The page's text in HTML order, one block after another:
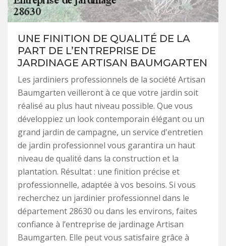
UNE FINITION DE QUALITÉ DE LA
PART DE L’ENTREPRISE DE
JARDINAGE ARTISAN BAUMGARTEN
Les jardiniers professionnels de la société Artisan
Baumgarten veilleront à ce que votre jardin soit
réalisé au plus haut niveau possible. Que vous
développiez un look contemporain élégant ou un
grand jardin de campagne, un service d'entretien
de jardin professionnel vous garantira un haut
niveau de qualité dans la construction et la
plantation. Résultat : une finition précise et
professionnelle, adaptée à vos besoins. Si vous
recherchez un jardinier professionnel dans le
département 28630 ou dans les environs, faites
confiance à l’entreprise de jardinage Artisan
Baumgarten. Elle peut vous satisfaire grâce à